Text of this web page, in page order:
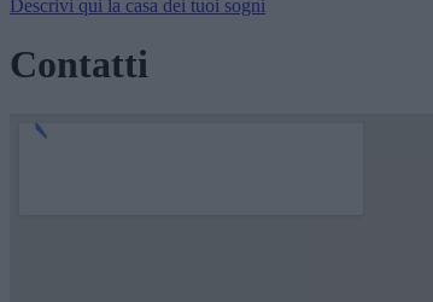
Descrivi qui la casa dei tuoi sogni
Contatti